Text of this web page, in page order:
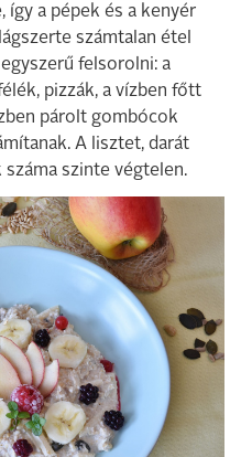
a pépek és a kenyér
számtalan étel
felsorolni: a
pizzák, a vízben főtt
párolt gombócok
A lisztet, darát
szinte végtelen.